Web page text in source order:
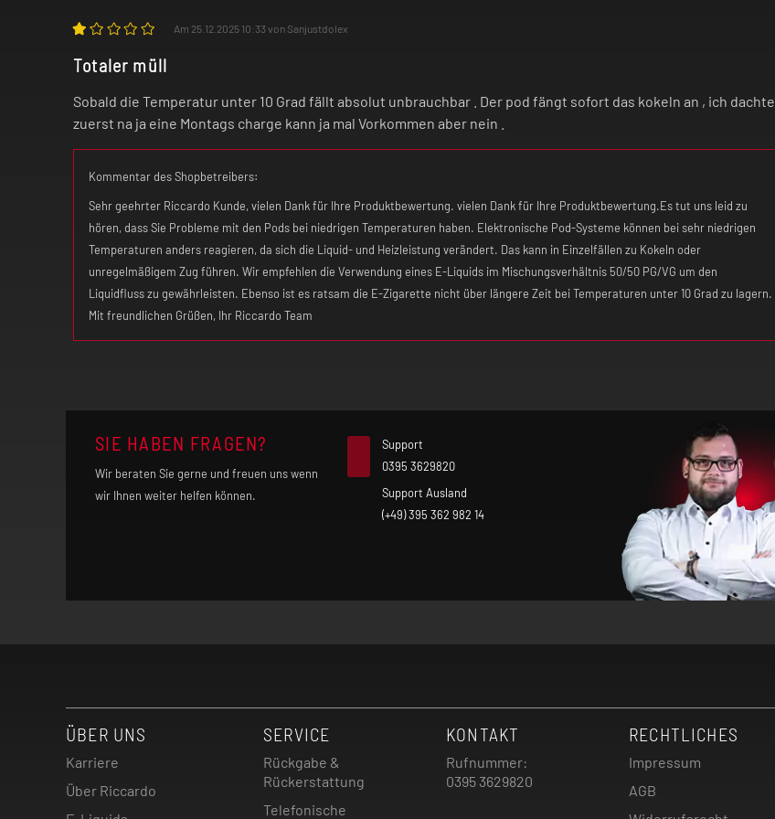
Am 25.12.2025 10:33 von Sanjustdolex
Totaler müll
Sobald die Temperatur unter 10 Grad fällt absolut unbrauchbar . Der pod fängt sofort das kokeln an , ich dachte
zuerst na ja eine Montags charge kann ja mal Vorkommen aber nein .
Kommentar des Shopbetreibers:
Sehr geehrter Riccardo Kunde, vielen Dank für Ihre Produktbewertung. vielen Dank für Ihre Produktbewertung. ​ Es tut uns leid zu
hören, dass Sie Probleme mit den Pods bei niedrigen Temperaturen haben. Elektronische Pod-Systeme können bei sehr niedrigen
Temperaturen anders reagieren, da sich die Liquid- und Heizleistung verändert. Das kann in Einzelfällen zu Kokeln oder
unregelmäßigem Zug führen. Wir empfehlen die Verwendung eines E-Liquids im Mischungsverhältnis 50/50 PG/VG um den
Liquidfluss zu gewährleisten. Ebenso ist es ratsam die E-Zigarette nicht über längere Zeit bei Temperaturen unter 10 Grad zu lagern.
Mit freundlichen Grüßen, Ihr Riccardo Team ​
SIE HABEN FRAGEN?
Wir beraten Sie gerne und freuen uns wenn
wir Ihnen weiter helfen können.
Support
0395 3629820
Support Ausland
(+49) 395 362 982 14
ÜBER UNS
Karriere
Über Riccardo
SERVICE
Rückgabe &
Rückerstattung
Telefonische
KONTAKT
Rufnummer:
0395 3629820
RECHTLICHES
Impressum
AGB